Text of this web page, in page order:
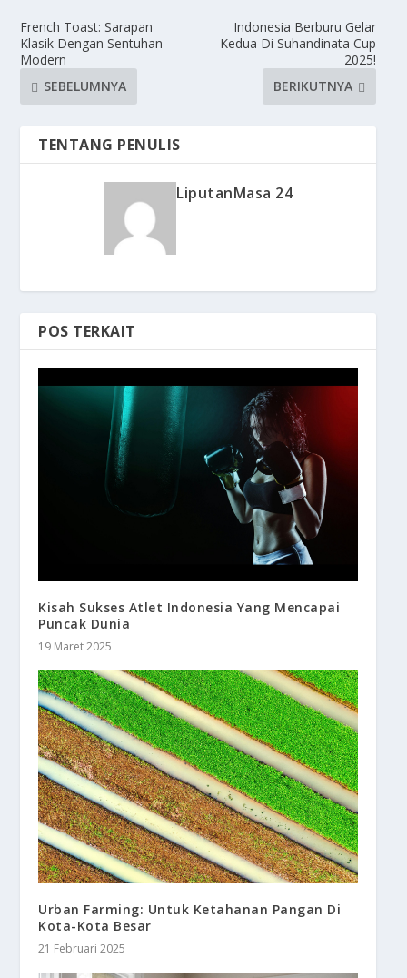
French Toast: Sarapan
Klasik Dengan Sentuhan
Modern
SEBELUMNYA
Indonesia Berburu Gelar
Kedua Di Suhandinata Cup
2025!
BERIKUTNYA
TENTANG PENULIS
LiputanMasa 24
POS TERKAIT
Kisah Sukses Atlet Indonesia Yang Mencapai
Puncak Dunia
19 Maret 2025
Urban Farming: Untuk Ketahanan Pangan Di
Kota-Kota Besar
21 Februari 2025